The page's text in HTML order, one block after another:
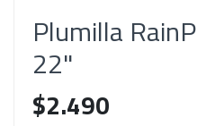
Plumilla
22"
$2.490